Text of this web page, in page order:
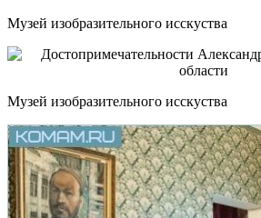
Музей изобразительного исскуства
Музей изобразительного исскуства